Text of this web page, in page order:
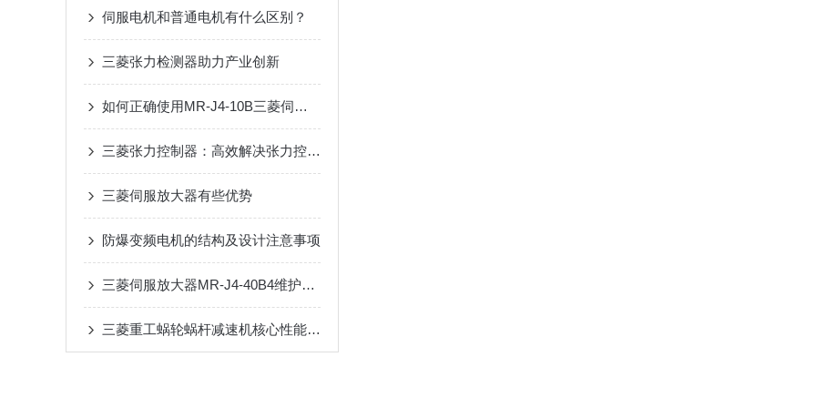
伺服电机和普通电机有什么区别？
三菱张力检测器助力产业创新
如何正确使用MR-J4-10B三菱伺服电机？
三菱张力控制器：高效解决张力控制难题，优化材料处理与传输流程
三菱伺服放大器有些优势
防爆变频电机的结构及设计注意事项
三菱伺服放大器MR-J4-40B4维护手册：定期检查、清洁与寿命延长技巧
三菱重工蜗轮蜗杆减速机核心性能优势